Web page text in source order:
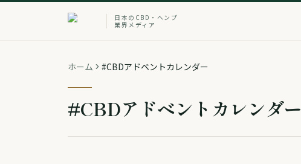
日本のCBD・ヘンプ
業界メディア
ホーム #CBDアドベントカレンダー
#CBDアドベントカレンダー